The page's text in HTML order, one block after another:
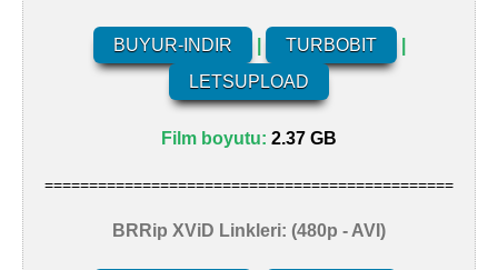
BUYUR-INDIR TURBOBIT
LETSUPLOAD
Film boyutu: 2.37 GB
==============================================
BRRip XViD Linkleri: (480p - AVI)